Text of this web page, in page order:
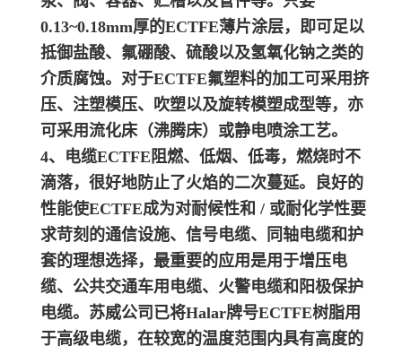
0.13~0.18mm厚的ECTFE薄片涂层，即可足以
抵御盐酸、氟硼酸、硫酸以及氢氧化钠之类的
介质腐蚀。 对于ECTFE氟塑料的加工可采用挤
压、注塑模压、吹塑以及旋转模塑成型等，亦
可采用流化床（沸腾床）或静电喷涂工艺。
4、电缆ECTFE阻燃、低烟、低毒，燃烧时不
滴落，很好地防止了火焰的二次蔓延。良好的
性能使ECTFE成为对耐候性和 / 或耐化学性要
求苛刻的通信设施、信号电缆、同轴电缆和护
套的理想选择，最重要的应用是用于增压电
缆、公共交通车用电缆、火警电缆和阳极保护
电缆。苏威公司已将Halar牌号ECTFE树脂用
于高级电缆，在较宽的温度范围内具有高度的